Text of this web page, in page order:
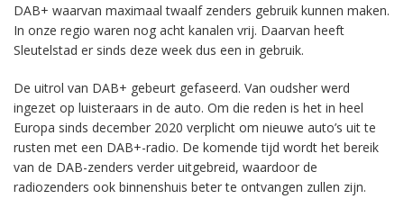
DAB+ waarvan maximaal twaalf zenders gebruik kunnen maken.
In onze regio waren nog acht kanalen vrij. Daarvan heeft
Sleutelstad er sinds deze week dus een in gebruik.
De uitrol van DAB+ gebeurt gefaseerd. Van oudsher werd
ingezet op luisteraars in de auto. Om die reden is het in heel
Europa sinds december 2020 verplicht om nieuwe auto’s uit te
rusten met een DAB+-radio. De komende tijd wordt het bereik
van de DAB-zenders verder uitgebreid, waardoor de
radiozenders ook binnenshuis beter te ontvangen zullen zijn.